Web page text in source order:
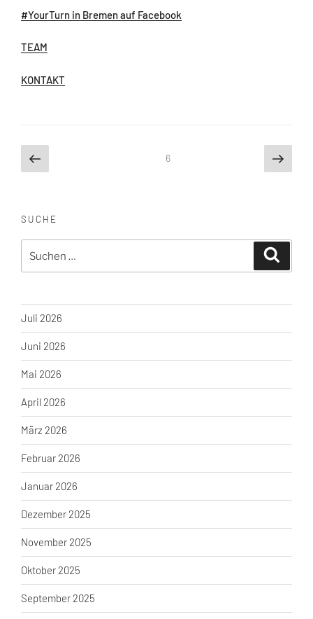
#YourTurn in Bremen auf Facebook
TEAM
KONTAKT
Seitennummerierung
der
Vorherige
Seite
6
Seite
SUCHE
nach:
Juli 2026
Juni 2026
Mai 2026
April 2026
März 2026
Februar 2026
Januar 2026
Dezember 2025
November 2025
Oktober 2025
September 2025